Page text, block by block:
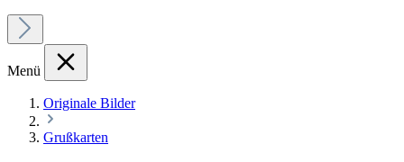
Menü
Originale Bilder
Grußkarten